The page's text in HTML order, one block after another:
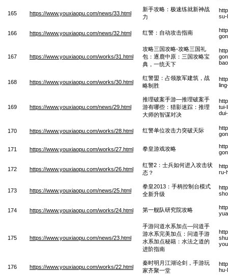
165 https://www.youxiaopu.com/news/33.html
新手攻略：极速练就新神战
力
su-
166 https://www.youxiaopu.com/news/32.html 红警：自动攻击指南
167 https://www.youxiaopu.com/works/31.html
攻略三国攻略-攻略三国礼
包：逐鹿中原：三国攻略宝
典，一统天下
168 https://www.youxiaopu.com/works/30.html
红警盟：占领敌军建筑，战
略制胜
169 https://www.youxiaopu.com/news/29.html
推理破案手游—推理破案手
游有哪些：猎影迷踪：推理
大师的智谋对决
tui-
170 https://www.youxiaopu.com/works/28.html 红警单位攻击力突破天际
171 https://www.youxiaopu.com/works/27.html 拳皇游戏攻略
172 https://www.youxiaopu.com/works/26.html
红警2：士兵如何进入攻击状
态？
ru-
173 https://www.youxiaopu.com/news/25.html
拳皇2013：手柄控制台模式
全新升级
174 https://www.youxiaopu.com/works/24.html 第一舰队研究院攻略
175 https://www.youxiaopu.com/news/23.html
手游问道水系加点—问道手
游水系完美加点：问道手游
水系加点秘籍：水法之道的
进阶指南
176 https://www.youxiaopu.com/works/22.html
秦时明月江湖论剑，手游玩
家齐聚一堂
hu-